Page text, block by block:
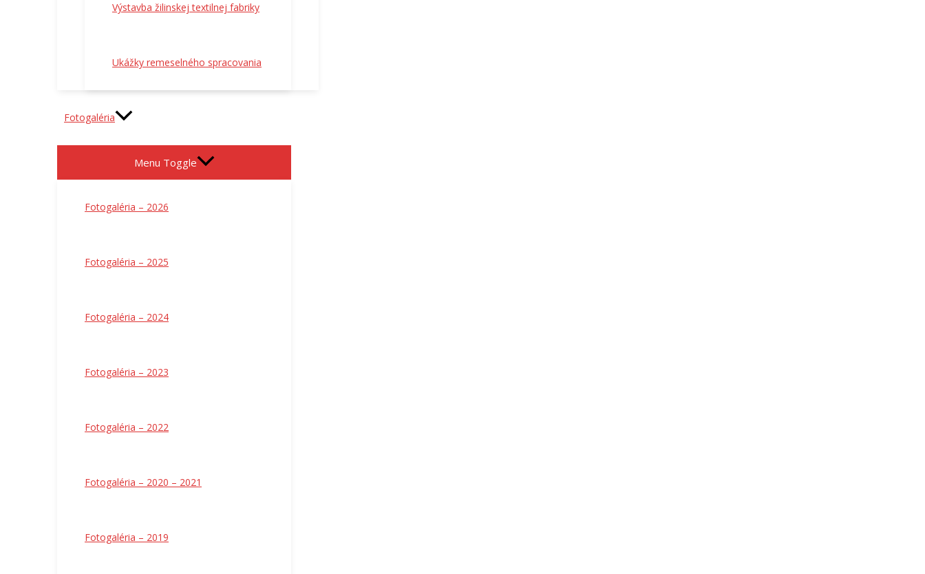
Výstavba žilinskej textilnej fabriky
Ukážky remeselného spracovania
Fotogaléria
Menu Toggle
Fotogaléria – 2026
Fotogaléria – 2025
Fotogaléria – 2024
Fotogaléria – 2023
Fotogaléria – 2022
Fotogaléria – 2020 – 2021
Fotogaléria – 2019